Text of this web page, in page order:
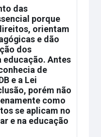
das
porque
orientam
e dão
dos
educação. Antes
de
e a Lei
porém não
como
se aplicam no
e na educação